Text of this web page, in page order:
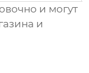
и могут
и